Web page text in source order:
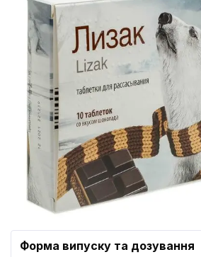
Форма випуску та дозування